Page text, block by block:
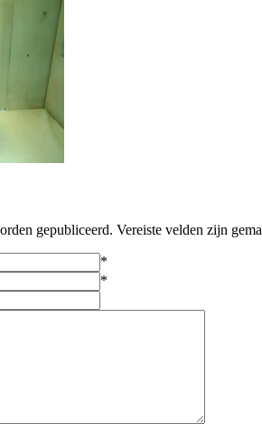
gepubliceerd. Vereiste velden zijn
*
*